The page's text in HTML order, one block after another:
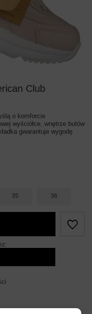
Club
o komforcie
wyściółce, wnętrze butów
gwarantuje wygodę
35 36